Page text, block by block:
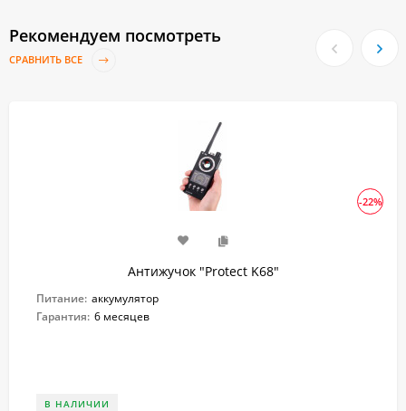
Рекомендуем посмотреть
СРАВНИТЬ ВСЕ
-22%
Антижучок "Protect K68"
Питание: аккумулятор
Гарантия: 6 месяцев
В НАЛИЧИИ